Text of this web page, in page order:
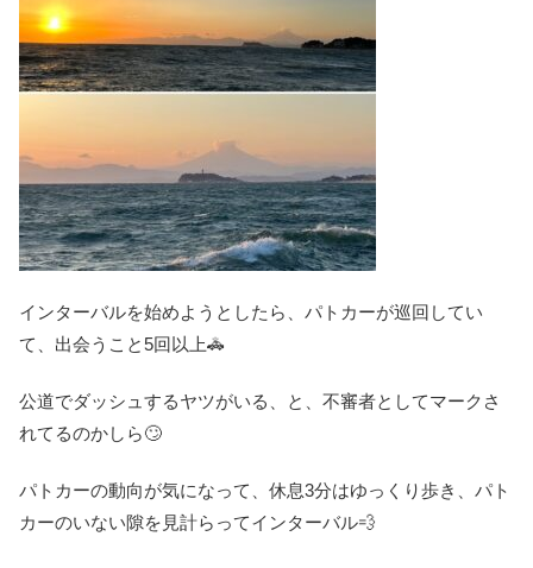
インターバルを始めようとしたら、パトカーが巡回してい
て、出会うこと5回以上🚓
公道でダッシュするヤツがいる、と、不審者としてマークさ
れてるのかしら🙄
パトカーの動向が気になって、休息3分はゆっくり歩き、パト
カーのいない隙を見計らってインターバル💨